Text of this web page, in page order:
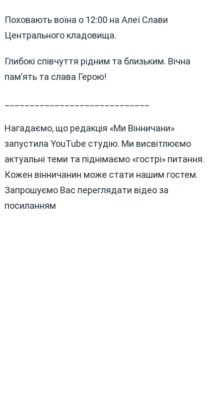
Поховають воїна о 12:00 на Алеї Слави
Центрального кладовища.
Глибокі співчуття рідним та близьким. Вічна
пам’ять та слава Герою!
Нагадаємо, що редакція «Ми Вінничани»
запустила YouTube студію. Ми висвітлюємо
актуальні теми та піднімаємо «гострі» питання.
Кожен вінничанин може стати нашим гостем.
Запрошуємо Вас переглядати відео за
посиланням